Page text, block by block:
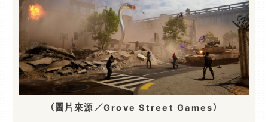
（圖片來源／Grove Street Games）